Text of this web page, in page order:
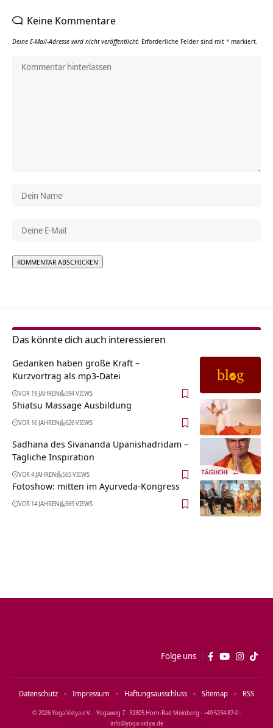
Keine Kommentare
Deine E-Mail-Adresse wird nicht veröffentlicht. Erforderliche Felder sind mit * markiert.
Das könnte dich auch interessieren
Gedanken haben große Kraft –
Kurzvortrag als mp3-Datei
VOR 19 JAHREN 594 VIEWS
Shiatsu Massage Ausbildung
VOR 16 JAHREN 626 VIEWS
Sadhana des Sivananda Upanishadridam –
Tägliche Inspiration
VOR 4 JAHREN 565 VIEWS
Fotoshow: mitten im Ayurveda-Kongress
VOR 14 JAHREN 569 VIEWS
Folge uns
© 2026 Yoga Vidya e.V. · Yogaweg 7 · 32805 Horn‑Bad Meinberg · +49 5234 87‑0 ·
info@yoga‑vidya.de
Datenschutz Impressum Haftungsausschluss Sitemap RSS